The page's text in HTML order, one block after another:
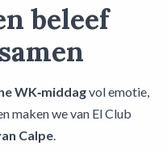
beleef
WK‑middagvol emotie,
maken we van El Club
Calpe